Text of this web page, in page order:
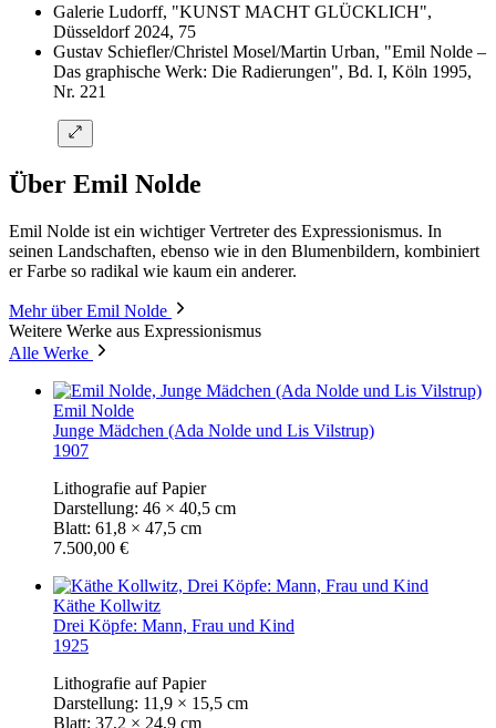
Galerie Ludorff, "KUNST MACHT GLÜCKLICH",
Düsseldorf 2024, 75
Gustav Schiefler/Christel Mosel/Martin Urban, "Emil Nolde –
Das graphische Werk: Die Radierungen", Bd. I, Köln 1995,
Nr. 221
Über Emil Nolde
Emil Nolde ist ein wichtiger Vertreter des Expressionismus. In
seinen Landschaften, ebenso wie in den Blumenbildern, kombiniert
er Farbe so radikal wie kaum ein anderer.
Mehr über Emil Nolde
Weitere Werke aus Expressionismus
Alle Werke
Emil Nolde
Junge Mädchen (Ada Nolde und Lis Vilstrup)
1907
Lithografie auf Papier
Darstellung: 46 × 40,5 cm
Blatt: 61,8 × 47,5 cm
7.500,00 €
Käthe Kollwitz
Drei Köpfe: Mann, Frau und Kind
1925
Lithografie auf Papier
Darstellung: 11,9 × 15,5 cm
Blatt: 37,2 × 24,9 cm